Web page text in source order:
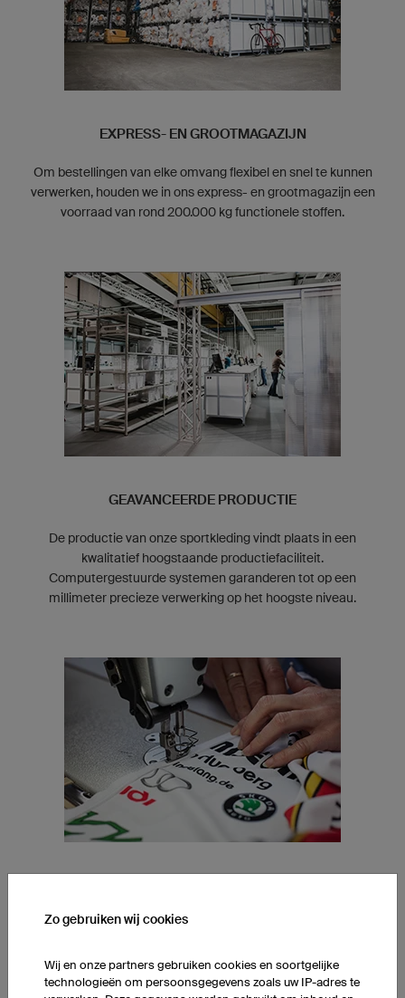
EXPRESS- EN GROOTMAGAZIJN
Om bestellingen van elke omvang flexibel en snel te kunnen
verwerken, houden we in ons express- en grootmagazijn een
voorraad van rond 200.000 kg functionele stoffen.
GEAVANCEERDE PRODUCTIE
De productie van onze sportkleding vindt plaats in een
kwalitatief hoogstaande productiefaciliteit.
Computergestuurde systemen garanderen tot op een
millimeter precieze verwerking op het hoogste niveau.
Onze naaisters specialiseren zich op een paar producten.
hoge kwaliteit garanderen.
Zo gebruiken wij cookies
Wij en onze partners gebruiken cookies en soortgelijke
technologieën om persoonsgegevens zoals uw IP-adres te